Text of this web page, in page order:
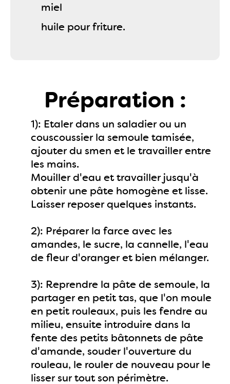
miel
huile pour friture.
Préparation :
1): Etaler dans un saladier ou un
couscoussier la semoule tamisée,
ajouter du smen et le travailler entre
les mains.
Mouiller d'eau et travailler jusqu'à
obtenir une pâte homogène et lisse.
Laisser reposer quelques instants.
2): Préparer la farce avec les
amandes, le sucre, la cannelle, l'eau
de fleur d'oranger et bien mélanger.
3): Reprendre la pâte de semoule, la
partager en petit tas, que l'on moule
en petit rouleaux, puis les fendre au
milieu, ensuite introduire dans la
fente des petits bâtonnets de pâte
d'amande, souder l'ouverture du
rouleau, le rouler de nouveau pour le
lisser sur tout son périmètre.